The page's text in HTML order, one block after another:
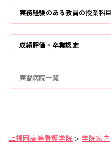
実務経験のある教員の授業科目
成績評価・卒業認定
実習病院一覧
上福岡高等看護学院 > 学院案内